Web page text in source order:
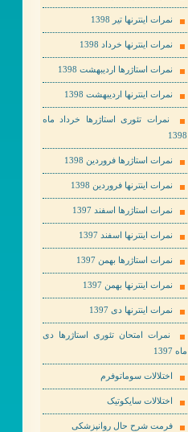
نمرات اینترنها تیر 1398
نمرات اینترنها خرداد 1398
نمرات استاژرها اردیبهشت 1398
نمرات اینترنها اردیبهشت 1398
نمرات تئوری استاژرها خرداد ماه
1398
نمرات استاژرها فروردین 1398
نمرات اینترنها فروردین 1398
نمرات استاژرها اسفند 1397
نمرات اینترنها اسفند 1397
نمرات استاژرها بهمن 1397
نمرات اینترنها بهمن 1397
نمرات اینترنها دی 1397
نمرات امتحان تئوری استاژرها دی
ماه 1397
اختلالات سوماتوفرم
اختلالات سایکوتیک
فرمت شرح حال روانپزشکی